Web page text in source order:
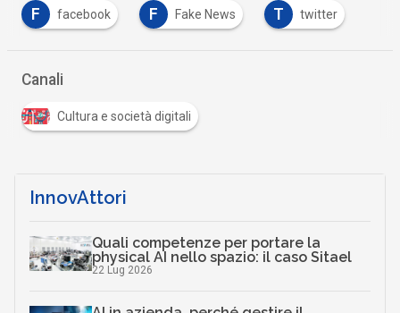
F facebook F Fake News T twitter
Canali
Cultura e società digitali
InnovAttori
Quali competenze per portare la
physical AI nello spazio: il caso Sitael
22 Lug 2026